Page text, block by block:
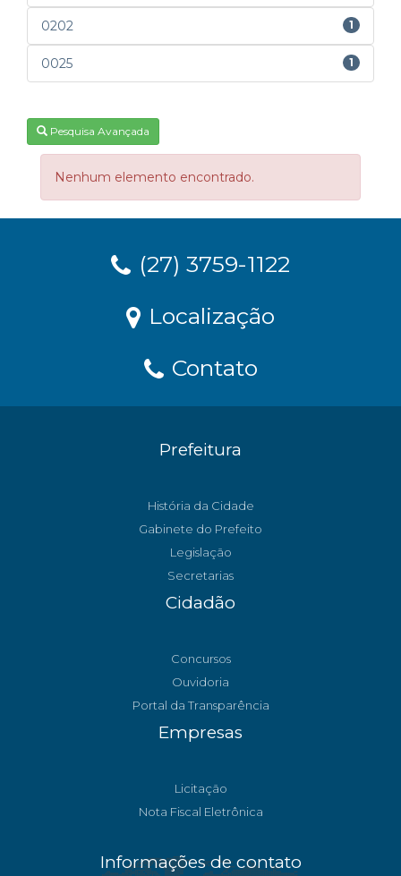
0202 1
0025 1
Pesquisa Avançada
Nenhum elemento encontrado.
(27) 3759-1122
Localização
Contato
Prefeitura
História da Cidade
Gabinete do Prefeito
Legislação
Secretarias
Cidadão
Concursos
Ouvidoria
Portal da Transparência
Empresas
Licitação
Nota Fiscal Eletrônica
Informações de contato